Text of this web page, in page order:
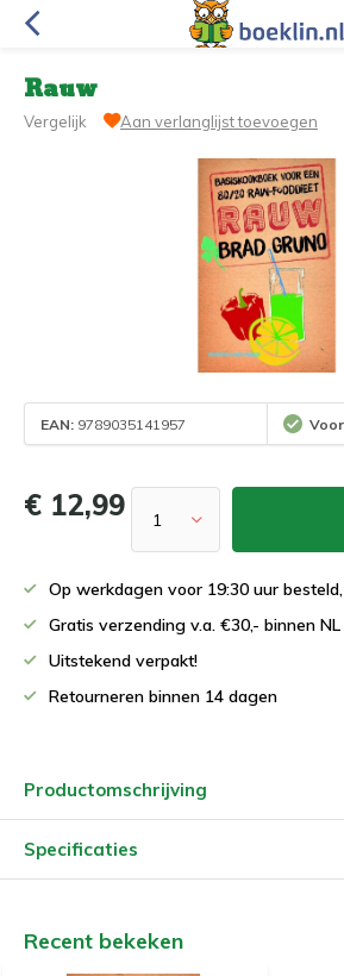
Rauw
Vergelijk Aan verlanglijst toevoegen
EAN: 9789035141957
€ 12,99
Op werkdagen voor 19:30 uur
Gratis verzending v.a. €30,- binnen NL
Uitstekend verpakt!
Retourneren binnen 14 dagen
Productomschrijving
Specificaties
Recent bekeken